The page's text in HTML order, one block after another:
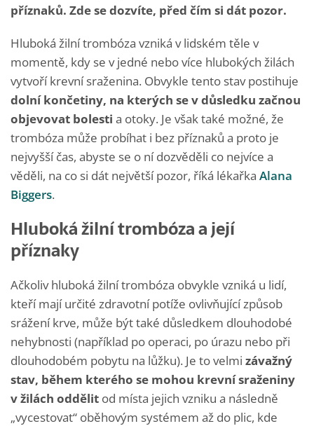
příznaků. Zde se dozvíte, před čím si dát pozor.
Hluboká žilní trombóza vzniká v lidském těle v
momentě, kdy se v jedné nebo více hlubokých žilách
vytvoří krevní sraženina. Obvykle tento stav postihuje
dolní končetiny, na kterých se v důsledku začnou
objevovat bolesti a otoky. Je však také možné, že
trombóza může probíhat i bez příznaků a proto je
nejvyšší čas, abyste se o ní dozvěděli co nejvíce a
věděli, na co si dát největší pozor, říká lékařka Alana
Biggers.
Hluboká žilní trombóza a její
příznaky
Ačkoliv hluboká žilní trombóza obvykle vzniká u lidí,
kteří mají určité zdravotní potíže ovlivňující způsob
srážení krve, může být také důsledkem dlouhodobé
nehybnosti (například po operaci, po úrazu nebo při
dlouhodobém pobytu na lůžku). Je to velmi závažný
stav, během kterého se mohou krevní sraženiny
v žilách oddělit od místa jejich vzniku a následně
„vycestovat“ oběhovým systémem až do plic, kde